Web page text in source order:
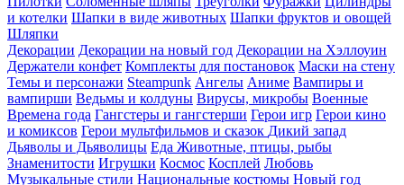
и котелки Шапки в виде животных Шапки фруктов и овощей
Шляпки
Декорации Декорации на новый год Декорации на Хэллоуин
Держатели конфет Комплекты для постановок Маски на стену
Темы и персонажи Steampunk Ангелы Аниме Вампиры и
вампирши Ведьмы и колдуны Вирусы, микробы Военные
Времена года Гангстеры и гангстерши Герои игр Герои кино
и комиксов Герои мультфильмов и сказок Дикий запад
Дьяволы и Дьяволицы Еда Животные, птицы, рыбы
Знаменитости Игрушки Космос Косплей Любовь
Музыкальные стили Национальные костюмы Новый год